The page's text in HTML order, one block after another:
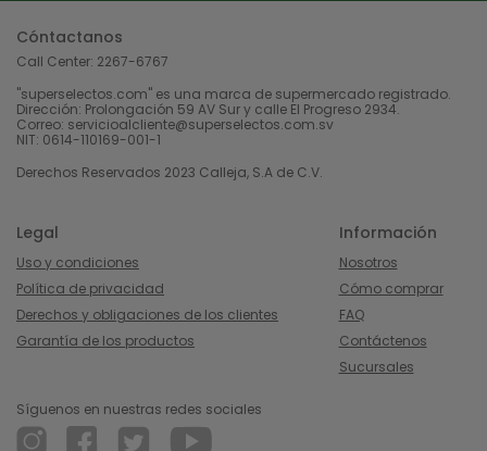
Cóntactanos
Call Center: 2267-6767
"superselectos.com" es una marca de supermercado registrado.
Dirección: Prolongación 59 AV Sur y calle El Progreso 2934.
Correo: servicioalcliente@superselectos.com.sv
NIT: 0614-110169-001-1
Derechos Reservados 2023 Calleja, S.A de C.V.
Legal
Uso y condiciones
Política de privacidad
Derechos y obligaciones de los clientes
Garantía de los productos
Información
Nosotros
Cómo comprar
FAQ
Contáctenos
Sucursales
Síguenos en nuestras redes sociales